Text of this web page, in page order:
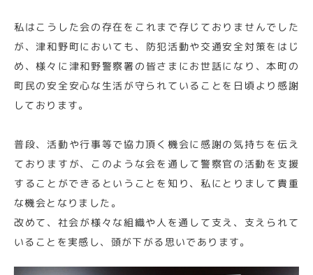
私はこうした会の存在をこれまで存じておりませんでした
が、津和野町においても、防犯活動や交通安全対策をはじ
め、様々に津和野警察署の皆さまにお世話になり、本町の
町民の安全安心な生活が守られていることを日頃より感謝
しております。
普段、活動や行事等で協力頂く機会に感謝の気持ちを伝え
ておりますが、このような会を通して警察官の活動を支援
することができるということを知り、私にとりまして貴重
な機会となりました。
改めて、社会が様々な組織や人を通して支え、支えられて
いることを実感し、頭が下がる思いであります。